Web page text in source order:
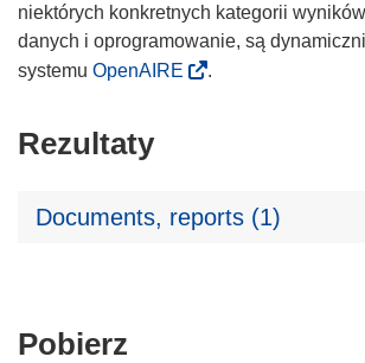
niektórych konkretnych kategorii
danych i oprogramowanie, są
systemu OpenAIRE .
Rezultaty
Documents, reports (1)
Pobierz